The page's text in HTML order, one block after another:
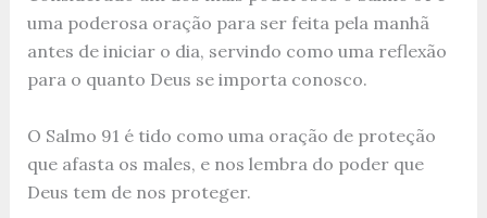
uma poderosa oração para ser feita pela manhã
antes de iniciar o dia, servindo como uma reflexão
para o quanto Deus se importa conosco.
O Salmo 91 é tido como uma oração de proteção
que afasta os males, e nos lembra do poder que
Deus tem de nos proteger.